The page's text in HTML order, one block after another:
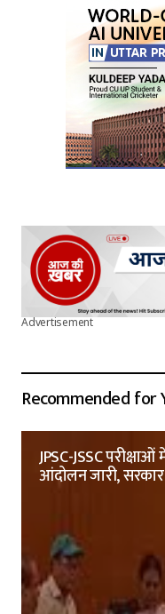
Submit
Advertisement
Recommended for
JPSC-JSSC
आंदोलन जारी, सरकार